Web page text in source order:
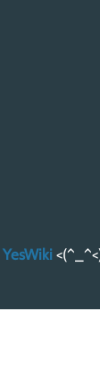
YesWiki